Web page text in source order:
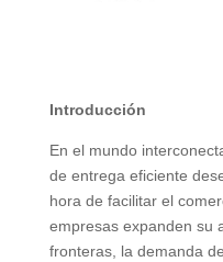
Introducción
En el mundo
de entrega eficiente
hora de facilitar el
empresas expanden su
fronteras, la demanda